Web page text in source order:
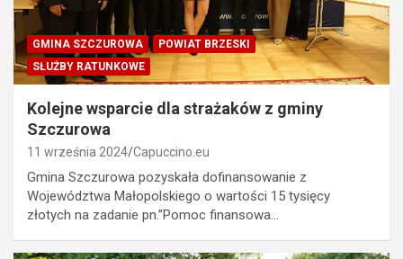
GMINA SZCZUROWA
POWIAT BRZESKI
SŁUŻBY RATUNKOWE
Kolejne wsparcie dla strażaków z gminy
Szczurowa
11 września 2024 Capuccino.eu
Gmina Szczurowa pozyskała dofinansowanie z
Województwa Małopolskiego o wartości 15 tysięcy
złotych na zadanie pn.”Pomoc finansowa…